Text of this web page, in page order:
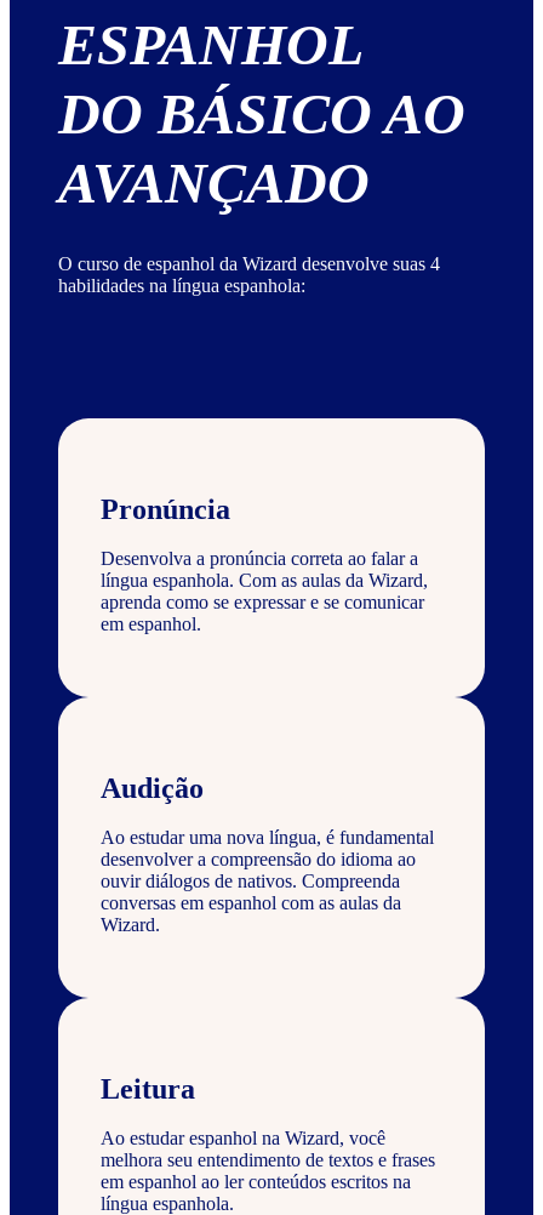
ESPANHOL
DO BÁSICO AO
AVANÇADO
O curso de espanhol da Wizard desenvolve suas 4
habilidades na língua espanhola:
Pronúncia
Desenvolva a pronúncia correta ao falar a
língua espanhola. Com as aulas da Wizard,
aprenda como se expressar e se comunicar
em espanhol.
Audição
Ao estudar uma nova língua, é fundamental
desenvolver a compreensão do idioma ao
ouvir diálogos de nativos. Compreenda
conversas em espanhol com as aulas da
Wizard.
Leitura
Ao estudar espanhol na Wizard, você
melhora seu entendimento de textos e frases
em espanhol ao ler conteúdos escritos na
língua espanhola.